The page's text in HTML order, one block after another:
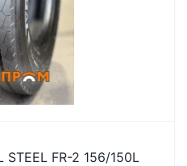
STEEL FR-2 156/150L